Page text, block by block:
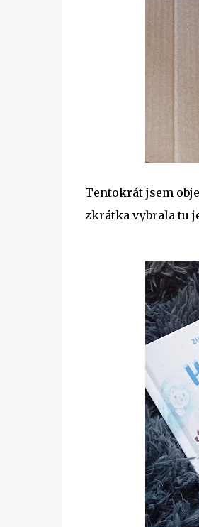
Tentokrát jsem
zkrátka vybrala tu